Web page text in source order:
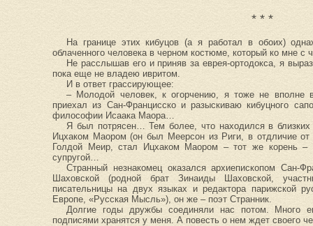
* * *
На границе этих кибуцов (а я работал в обоих)
облаченного человека в черном костюме, который ко мне с
Не расслышав его и приняв за еврея-ортодокса, я
пока еще не владею ивритом.
И в ответ грассирующее:
– Молодой человек, к огорчению, я тоже не вполне
приехал из Сан-Францисско и разыскиваю кибуцного
философии Исаака Маора…
Я был потрясен… Тем более, что находился в
Ицхаком Маором (он был Меерсон из Риги, в отдличие от
Голдой Меир, стал Ицхаком Маором – тот же корень –
супругой…
Странный незнакомец оказался архиепископом Сан-
Шаховской (родной брат Зинаиды Шаховской,
писательницы на двух языках и редактора парижской
Европе, «Русская Мысль»), он же – поэт Странник.
Долгие годы дружбы соединяли нас потом. Много
подписями хранятся у меня. А повесть о нем ждет своего